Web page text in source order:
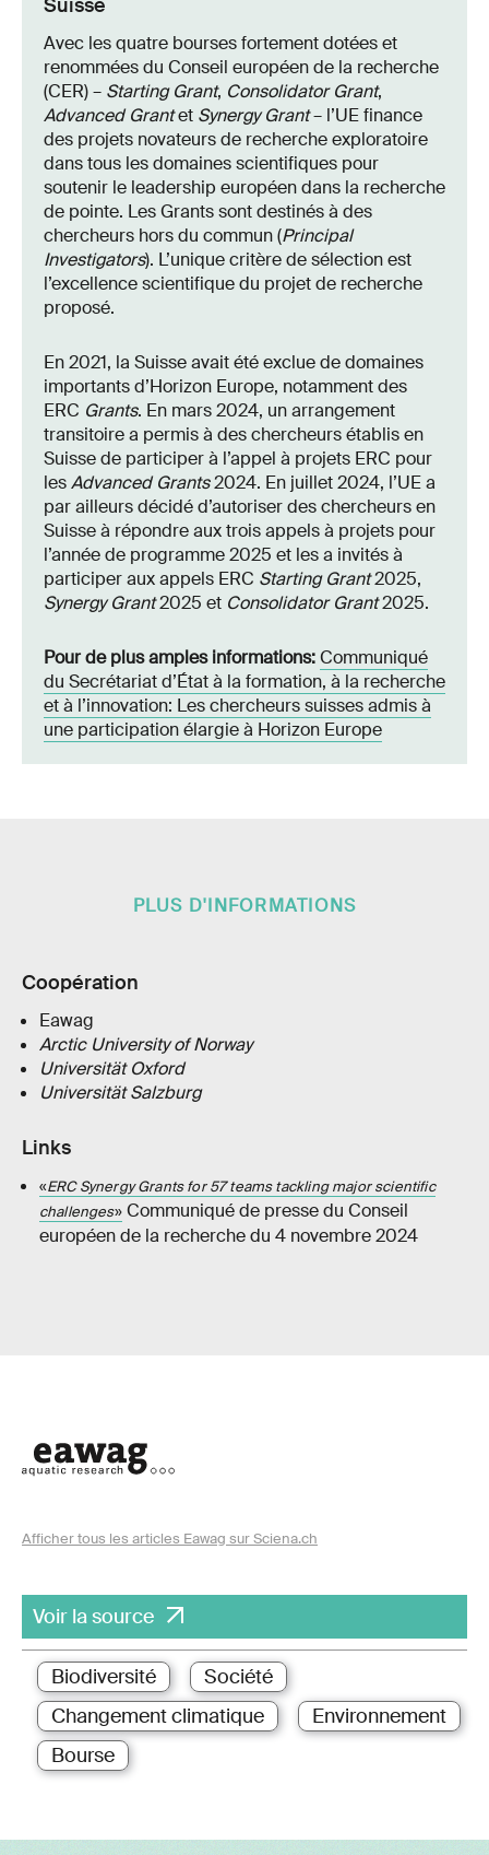
Suisse
Avec les quatre bourses fortement dotées et
renommées du Conseil européen de la recherche
(CER) – Starting Grant, Consolidator Grant,
Advanced Grantet Synergy Grant– l’UE finance
des projets novateurs de recherche exploratoire
dans tous les domaines scientifiques pour
soutenir le leadership européen dans la recherche
de pointe. Les Grants sont destinés à des
chercheurs hors du commun (Principal
Investigators). L’unique critère de sélection est
l’excellence scientifique du projet de recherche
proposé.
En 2021, la Suisse avait été exclue de domaines
importants d’Horizon Europe, notamment des
ERC Grants. En mars 2024, un arrangement
transitoire a permis à des chercheurs établis en
Suisse de participer à l’appel à projets ERC pour
lesAdvanced Grants2024. En juillet 2024, l’UE a
par ailleurs décidé d’autoriser des chercheurs en
Suisse à répondre aux trois appels à projets pour
l’année de programme 2025 et les a invités à
participer aux appels ERC Starting Grant2025,
Synergy Grant2025 et Consolidator Grant2025.
Pour de plus amples informations:Communiqué
du Secrétariat d’État à la formation, à la recherche
et à l’innovation: Les chercheurs suisses admis à
une participation élargie à Horizon Europe
PLUS D'INFORMATIONS
Coopération
Eawag
Arctic University of Norway
Universität Oxford
Universität Salzburg
Links
«ERC Synergy Grants for 57 teams tackling major scientific
challenges»Communiqué de presse du Conseil
européen de la recherche du 4 novembre 2024
Afficher tous les articles Eawag sur Sciena.ch
Voir la source
Biodiversité
Société
Changement climatique
Environnement
Bourse